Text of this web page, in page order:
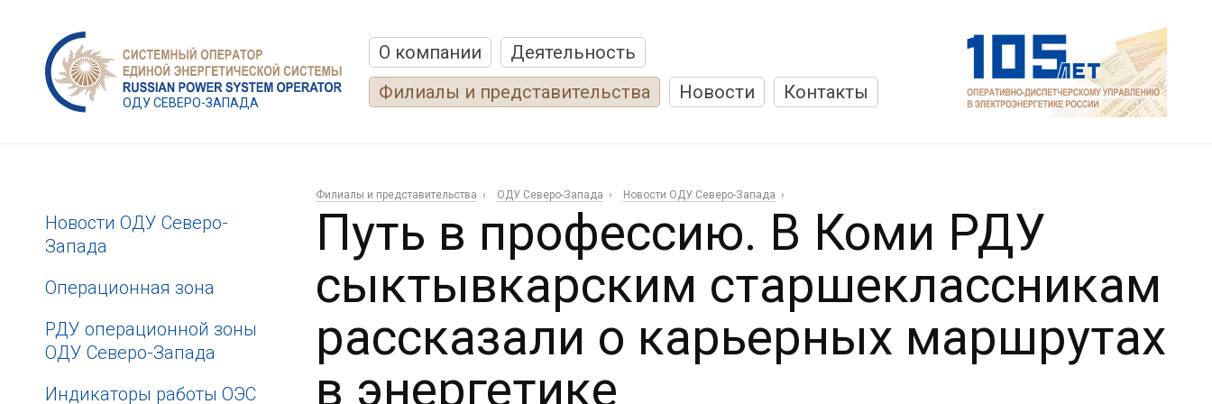
ОДУ СЕВЕРО-ЗАПАДА
О компании
Деятельность
Филиалы и представительства
Новости Контакты
Новости ОДУ Северо-
Запада
Операционная зона
РДУ операционной зоны
ОДУ Северо-Запада
Индикаторы работы ОЭС
Филиалы и представительства ОДУ Северо-Запада Новости ОДУ Северо-Запада
Путь в профессию. В Коми РДУ
сыктывкарским старшеклассникам
рассказали о карьерных маршрутах
в энергетике